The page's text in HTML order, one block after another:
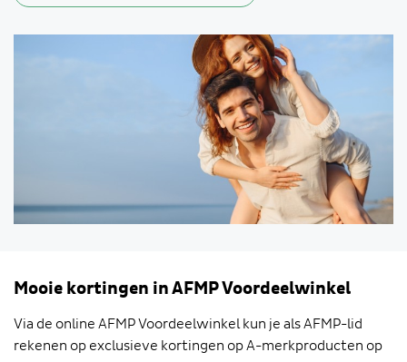
Mooie kortingen in AFMP Voordeelwinkel
Via de online AFMP Voordeelwinkel kun je als AFMP-lid
rekenen op exclusieve kortingen op A-merkproducten op